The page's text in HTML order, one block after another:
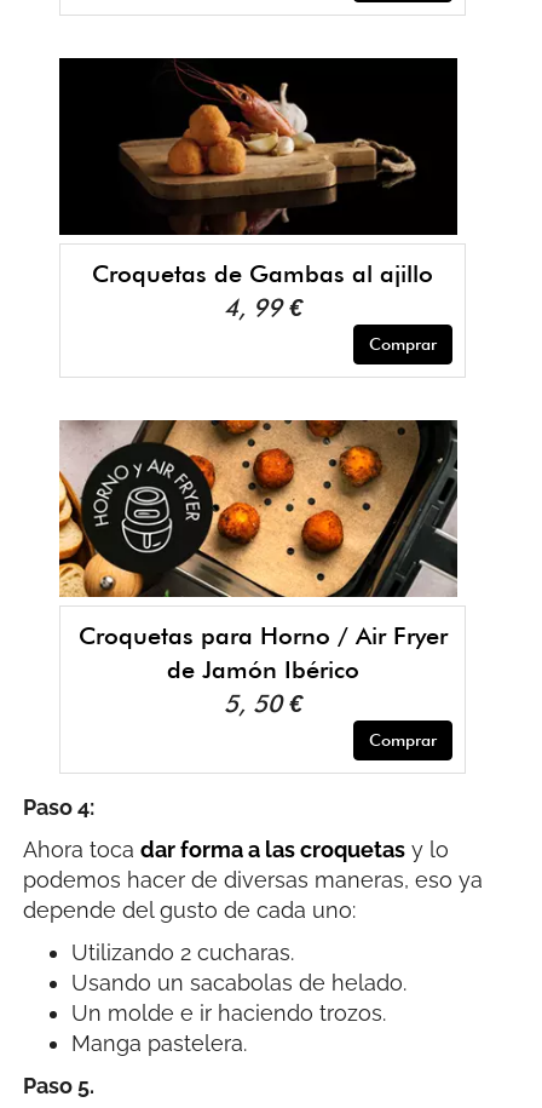
Croquetas de Gambas al ajillo
4, 99 €
Comprar
Croquetas para Horno / Air Fryer
de Jamón Ibérico
5, 50 €
Comprar
Paso 4:
Ahora tocadar forma a las croquetas y lo
podemos hacer de diversas maneras, eso ya
depende del gusto de cada uno:
Utilizando 2 cucharas.
Usando un sacabolas de helado.
Un molde e ir haciendo trozos.
Manga pastelera.
Paso 5.